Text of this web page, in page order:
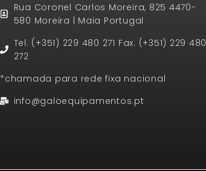
Rua Coronel Carlos Moreira, 825 4470-
580 Moreira | Maia Portugal
Tel. (+351) 229 480 271 Fax. (+351) 229 480
272
*chamada para rede fixa nacional
info@galoequipamentos.pt